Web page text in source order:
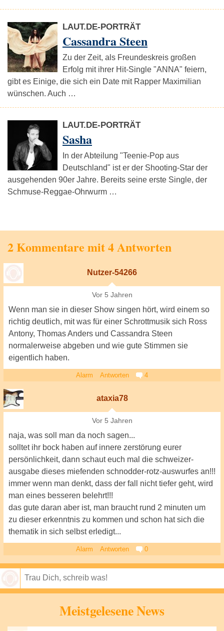
LAUT.DE-PORTRÄT
Cassandra Steen
Zu der Zeit, als Freundeskreis großen
Erfolg mit ihrer Hit-Single "ANNA" feiern,
gibt es Einige, die sich ein Date mit Rapper Maximilian
wünschen. Auch …
LAUT.DE-PORTRÄT
Sasha
In der Abteilung "Teenie-Pop aus
Deutschland" ist er der Shooting-Star der
ausgehenden 90er Jahre. Bereits seine erste Single, der
Schmuse-Reggae-Ohrwurm …
2 Kommentare mit 4 Antworten
Nutzer-54266
Vor 5 Jahren
Wenn man sie in dieser Show singen hört, wird einem so
richtig deutlich, mit was für einer Schrottmusik sich Ross
Antony, Thomas Anders und Cassandra Steen
normalerweise abgeben und wie gute Stimmen sie
eigentlich haben.
Alarm Antworten 4
ataxia78
Vor 5 Jahren
naja, was soll man da noch sagen...
solltet ihr bock haben auf innere zerstörung eurer
persönlichkeit, dann schaut euch mal die schweizer-
ausgabe dieses miefenden schnodder-rotz-auswurfes an!!!
immer wenn man denkt, dass der fall nicht tiefer geht, wird
man eines besseren belehrt!!!
das gute daran aber ist, man braucht rund 2 minuten um
zu dieser erkenntnis zu kommen und schon hat sich die
thematik in sich selbst erledigt...
Alarm Antworten 0
Meistgelesene News